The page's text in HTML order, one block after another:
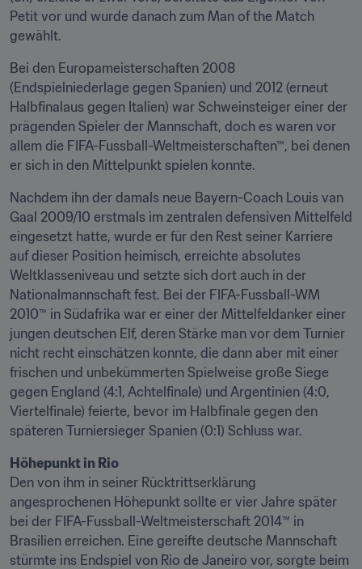
Petit vor und wurde danach zum Man of the Match
gewählt.
Bei den Europameisterschaften 2008
(Endspielniederlage gegen Spanien) und 2012 (erneut
Halbfinalaus gegen Italien) war Schweinsteiger einer der
prägenden Spieler der Mannschaft, doch es waren vor
allem die FIFA-Fussball-Weltmeisterschaften™, bei denen
er sich in den Mittelpunkt spielen konnte.
Nachdem ihn der damals neue Bayern-Coach Louis van
Gaal 2009/10 erstmals im zentralen defensiven Mittelfeld
eingesetzt hatte, wurde er für den Rest seiner Karriere
auf dieser Position heimisch, erreichte absolutes
Weltklasseniveau und setzte sich dort auch in der
Nationalmannschaft fest. Bei der FIFA-Fussball-WM
2010™ in Südafrika war er einer der Mittelfeldanker einer
jungen deutschen Elf, deren Stärke man vor dem Turnier
nicht recht einschätzen konnte, die dann aber mit einer
frischen und unbekümmerten Spielweise große Siege
gegen England (4:1, Achtelfinale) und Argentinien (4:0,
Viertelfinale) feierte, bevor im Halbfinale gegen den
späteren Turniersieger Spanien (0:1) Schluss war.
Höhepunkt in Rio
Den von ihm in seiner Rücktrittserklärung
angesprochenen Höhepunkt sollte er vier Jahre später
bei der FIFA-Fussball-Weltmeisterschaft 2014™ in
Brasilien erreichen. Eine gereifte deutsche Mannschaft
stürmte ins Endspiel von Rio de Janeiro vor, sorgte beim